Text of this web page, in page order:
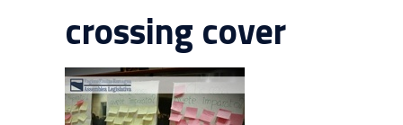
crossing cover